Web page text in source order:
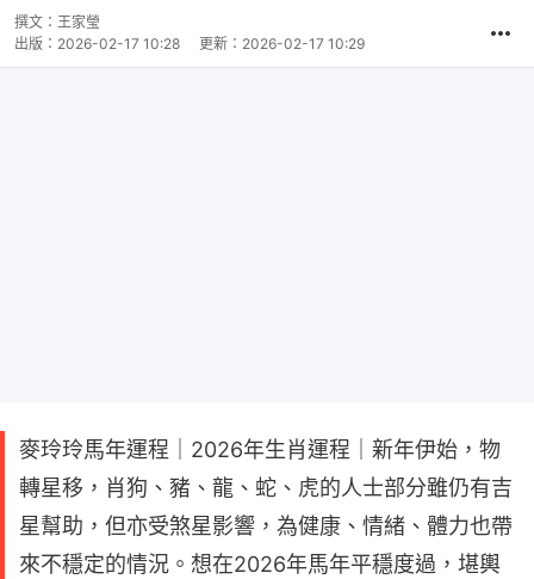
撰文： 王家瑩
出版： 2026-02-17 10:28 更新： 2026-02-17 10:29
麥玲玲馬年運程｜2026年生肖運程｜新年伊始，物
轉星移，肖狗、豬、龍、蛇、虎的人士部分雖仍有吉
星幫助，但亦受煞星影響，為健康、情緒、體力也帶
來不穩定的情況。想在2026年馬年平穩度過，堪輿